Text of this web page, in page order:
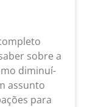
sobre a
diminuí-
assunto
para